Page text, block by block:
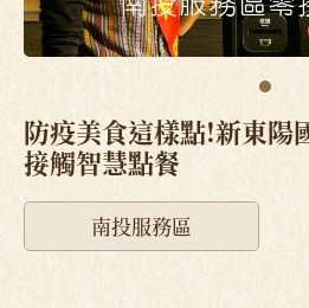
防疫美食這樣點!新東陽
接觸智慧點餐
南投服務區